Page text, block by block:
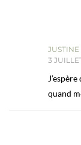
JUSTINE
3
quand